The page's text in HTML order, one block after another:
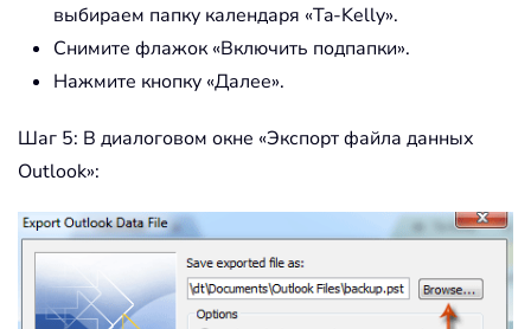
выбираем папку календаря «Ta-Kelly».
Снимите флажок «Включить подпапки».
Нажмите кнопку «Далее».
Шаг 5: В диалоговом окне «Экспорт файла данных
Outlook»: